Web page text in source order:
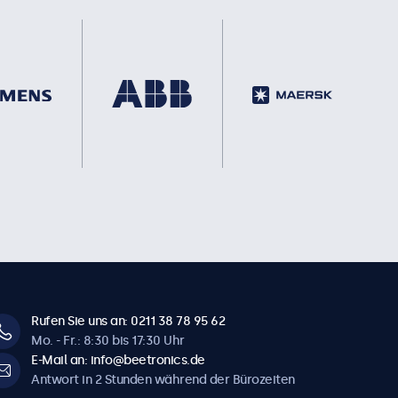
Rufen Sie uns an: 0211 38 78 95 62
Mo. - Fr.: 8:30 bis 17:30 Uhr
E-Mail an: info@beetronics.de
Antwort in 2 Stunden während der Bürozeiten